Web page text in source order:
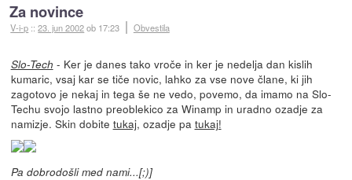
Za novince
V-i-p ::23. jun 2002ob 17:23 Obvestila
Slo-Tech - Ker je danes tako vroče in ker je nedelja dan kislih
kumaric, vsaj kar se tiče novic, lahko za vse nove člane, ki jih
zagotovo je nekaj in tega še ne vedo, povemo, da imamo na Slo-
Techu svojo lastno preoblekico za Winamp in uradno ozadje za
namizje. Skin dobite tukaj, ozadje pa tukaj!
Pa dobrodošli med nami...[;)]